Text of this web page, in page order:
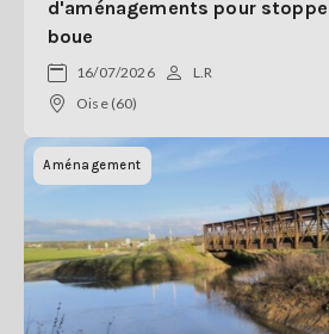
d'aménagements pour
boue
16/07/2026
L.R
Oise (60)
Aménagement